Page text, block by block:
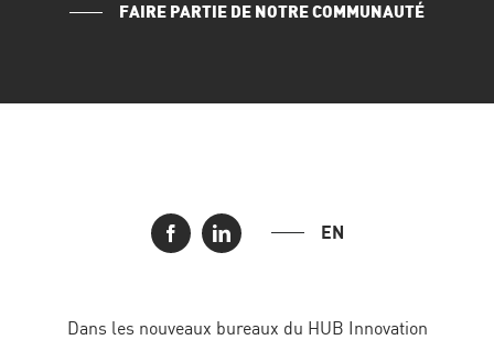
FAIRE PARTIE DE NOTRE COMMUNAUTÉ
EN
Dans les nouveaux bureaux du HUB Innovation